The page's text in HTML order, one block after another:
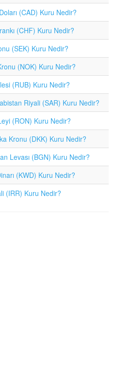
(CAD) Kuru Nedir?
(CHF) Kuru Nedir?
(SEK) Kuru Nedir?
(NOK) Kuru Nedir?
(RUB) Kuru Nedir?
Riyali (SAR) Kuru Nedir?
(RON) Kuru Nedir?
Kronu (DKK) Kuru Nedir?
Levası (BGN) Kuru Nedir?
(KWD) Kuru Nedir?
(IRR) Kuru Nedir?